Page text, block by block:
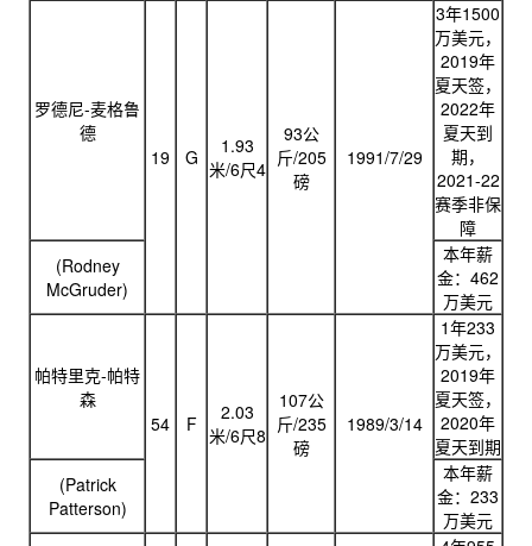
罗德尼-麦格鲁
德
19
G
1.93
米/6尺4
93公
斤/205
磅
1991/7/29
3年1500
万美元，
2019年
夏天签，
2022年
夏天到
期，
2021-22
赛季非保
障
(Rodney
McGruder)
本年薪
金：462
万美元
帕特里克-帕特
森
54
F
2.03
米/6尺8
107公
斤/235
磅
1989/3/14
1年233
万美元，
2019年
夏天签，
2020年
夏天到期
(Patrick
Patterson)
本年薪
金：233
万美元